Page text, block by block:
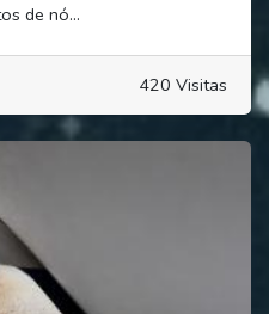
de nó...
420 Visitas